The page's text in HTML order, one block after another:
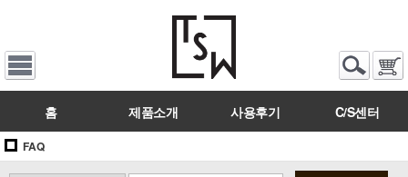
홈 제품소개 사용후기 C/S센터
FAQ